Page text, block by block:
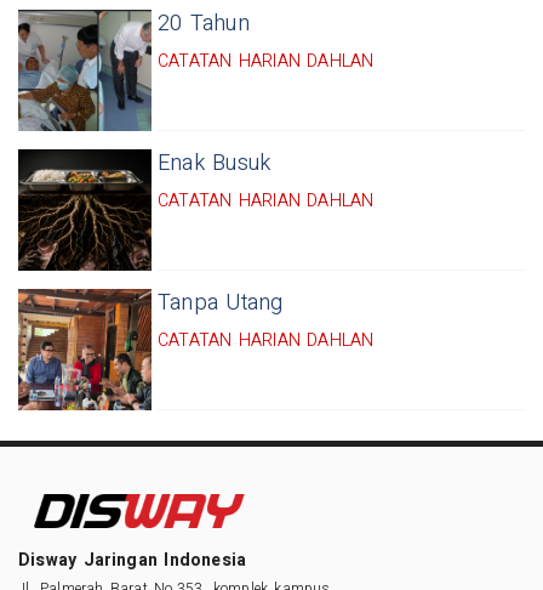
20 Tahun
CATATAN HARIAN DAHLAN
Enak Busuk
CATATAN HARIAN DAHLAN
Tanpa Utang
CATATAN HARIAN DAHLAN
Disway Jaringan Indonesia